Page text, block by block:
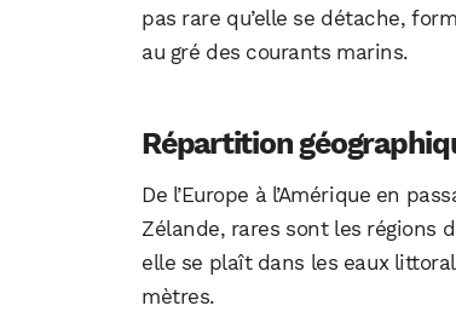
pas rare qu’elle se détache,
au gré des courants marins.
Répartition
De l’Europe à l’Amérique en
Zélande, rares sont les régions
elle se plaît dans les eaux
mètres.